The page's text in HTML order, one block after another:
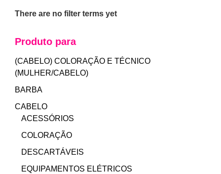
There are no filter terms yet
Produto para
(CABELO) COLORAÇÃO E TÉCNICO
(MULHER/CABELO)
BARBA
CABELO
ACESSÓRIOS
COLORAÇÃO
DESCARTÁVEIS
EQUIPAMENTOS ELÉTRICOS